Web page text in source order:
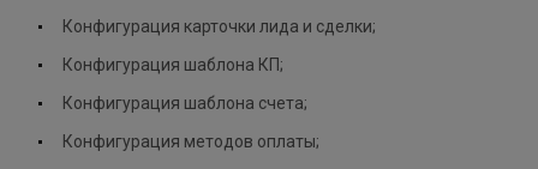
Конфигурация карточки лида и сделки;
Конфигурация шаблона КП;
Конфигурация шаблона счета;
Конфигурация методов оплаты;